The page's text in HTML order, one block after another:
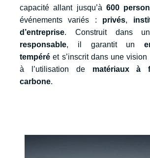
capacité allant jusqu’à 600
événements variés : privés,
d’entreprise. Construit dans
responsable, il garantit un
tempéré et s’inscrit dans une vision
à l’utilisation de matériaux à
carbone.